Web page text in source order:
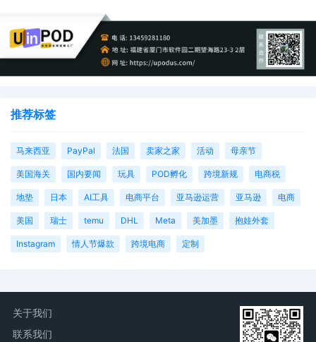
推荐标签
马来西亚 PayPal 法国 卖家之家 活动 母亲节
美国海关 国内要闻 玩具 POD孵化 跨境新规 电商税
地垫 日本 AI工具 电商平台 亚马逊运营 亚马逊 电商
美国 瑞士 temu DHL Meta 美加墨 抱娃外套
Instagram 情人节爆款 跨境电商 定制
关于我们
联系我们